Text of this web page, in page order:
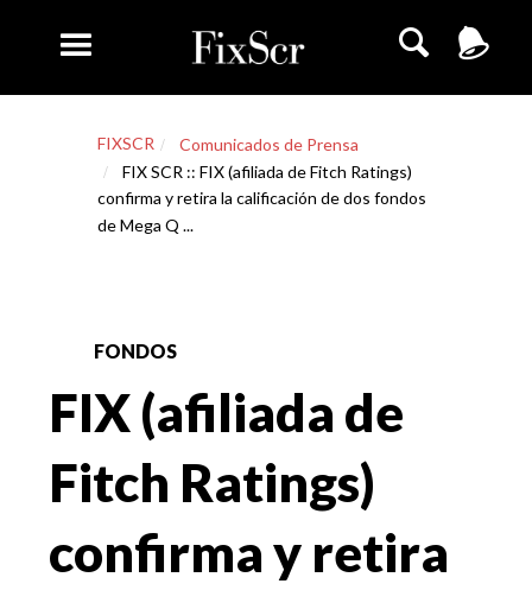
FIXSCR
Comunicados de Prensa
FIX SCR :: FIX (afiliada de Fitch Ratings)
confirma y retira la calificación de dos fondos
de Mega Q ...
FONDOS
FIX (afiliada de
Fitch Ratings)
confirma y retira